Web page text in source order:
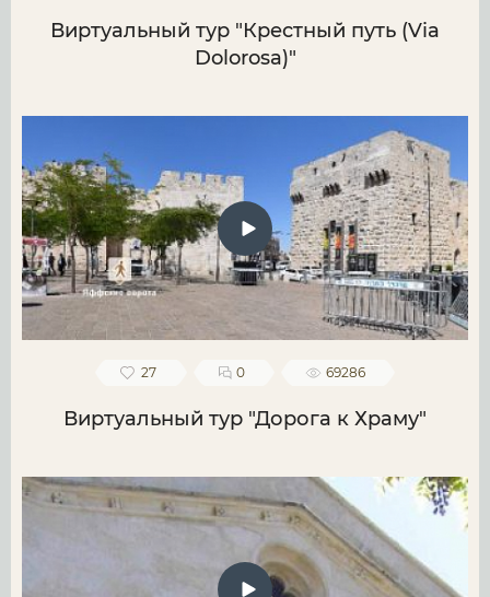
Виртуальный тур "Крестный путь (Via
Dolorosa)"
27 0 69286
Виртуальный тур "Дорога к Храму"